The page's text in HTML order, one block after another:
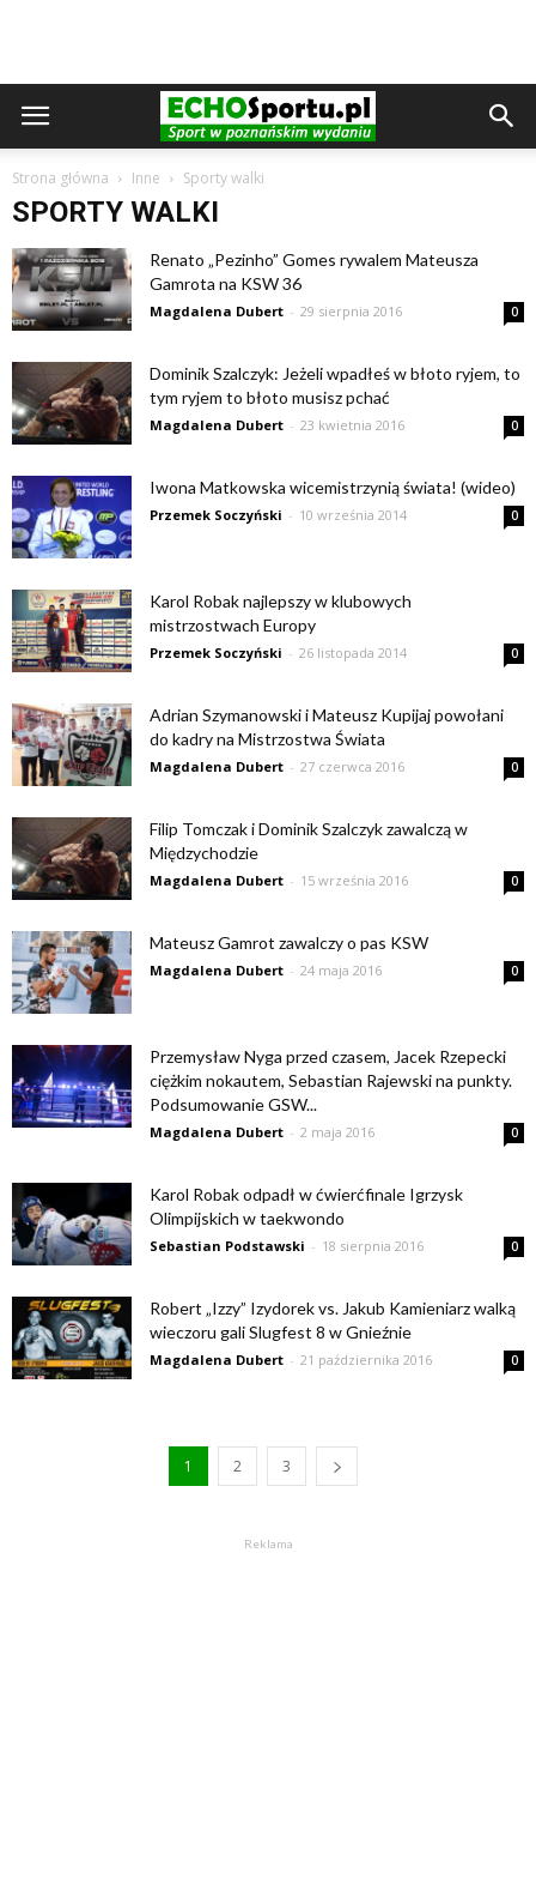
Strona główna Inne Sporty walki
SPORTY WALKI
Renato „Pezinho” Gomes rywalem Mateusza
Gamrota na KSW 36
Magdalena Dubert - 29 sierpnia 2016 0
Dominik Szalczyk: Jeżeli wpadłeś w błoto ryjem, to
tym ryjem to błoto musisz pchać
Magdalena Dubert - 23 kwietnia 2016 0
Iwona Matkowska wicemistrzynią świata! (wideo)
Przemek Soczyński - 10 września 2014 0
Karol Robak najlepszy w klubowych
mistrzostwach Europy
Przemek Soczyński - 26 listopada 2014 0
Adrian Szymanowski i Mateusz Kupijaj powołani
do kadry na Mistrzostwa Świata
Magdalena Dubert - 27 czerwca 2016 0
Filip Tomczak i Dominik Szalczyk zawalczą w
Międzychodzie
Magdalena Dubert - 15 września 2016 0
Mateusz Gamrot zawalczy o pas KSW
Magdalena Dubert - 24 maja 2016 0
Przemysław Nyga przed czasem, Jacek Rzepecki
ciężkim nokautem, Sebastian Rajewski na punkty.
Podsumowanie GSW...
Magdalena Dubert - 2 maja 2016 0
Karol Robak odpadł w ćwierćfinale Igrzysk
Olimpijskich w taekwondo
Sebastian Podstawski - 18 sierpnia 2016 0
Robert „Izzy” Izydorek vs. Jakub Kamieniarz walką
wieczoru gali Slugfest 8 w Gnieźnie
Magdalena Dubert - 21 października 2016 0
1 2 3
Reklama